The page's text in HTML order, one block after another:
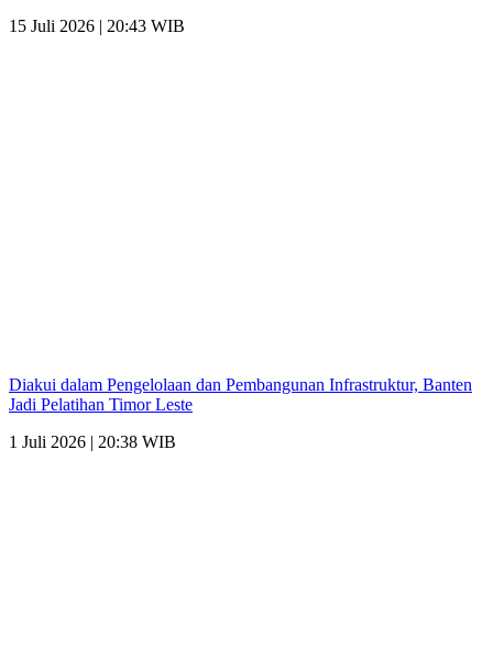
15 Juli 2026 | 20:43 WIB
Diakui dalam Pengelolaan dan Pembangunan Infrastruktur, Banten
Jadi Pelatihan Timor Leste
1 Juli 2026 | 20:38 WIB